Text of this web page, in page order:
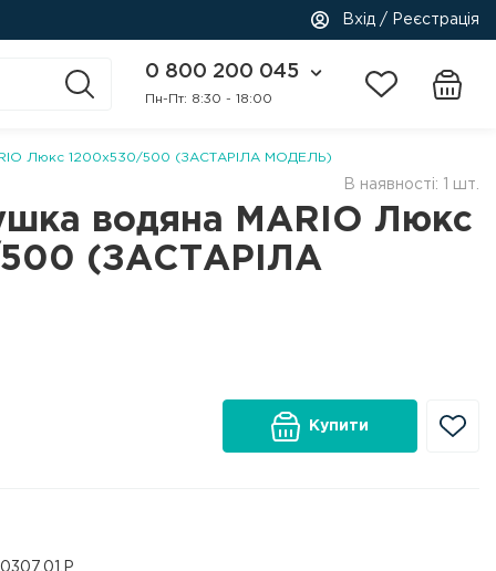
Вхід / Реєстрація
0 800 200 045
Пн-Пт: 8:30 - 18:00
Люкс 1200x530/500 (ЗАСТАРІЛА МОДЕЛЬ)
В наявності: 1 шт.
водяна MARIO Люкс
(ЗАСТАРІЛА
Купити